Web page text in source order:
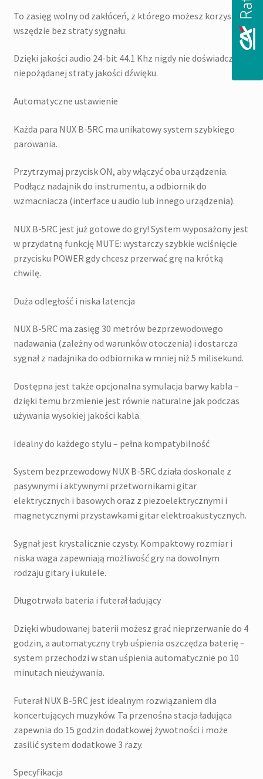
To zasięg wolny od zakłóceń, z którego możesz korzystać
wszędzie bez straty sygnału.
Dzięki jakości audio 24-bit 44.1 Khz nigdy nie doświadczysz
niepożądanej straty jakości dźwięku.
Automatyczne ustawienie
Każda para NUX B-5RC ma unikatowy system szybkiego
parowania.
Przytrzymaj przycisk ON, aby włączyć oba urządzenia.
Podłącz nadajnik do instrumentu, a odbiornik do
wzmacniacza (interface u audio lub innego urządzenia).
NUX B-5RC jest już gotowe do gry! System wyposażony jest
w przydatną funkcję MUTE: wystarczy szybkie wciśnięcie
przycisku POWER gdy chcesz przerwać grę na krótką
chwilę.
Duża odległość i niska latencja
NUX B-5RC ma zasięg 30 metrów bezprzewodowego
nadawania (zależny od warunków otoczenia) i dostarcza
sygnał z nadajnika do odbiornika w mniej niż 5 milisekund.
Dostępna jest także opcjonalna symulacja barwy kabla –
dzięki temu brzmienie jest równie naturalne jak podczas
używania wysokiej jakości kabla.
Idealny do każdego stylu – pełna kompatybilność
System bezprzewodowy NUX B-5RC działa doskonale z
pasywnymi i aktywnymi przetwornikami gitar
elektrycznych i basowych oraz z piezoelektrycznymi i
magnetycznymi przystawkami gitar elektroakustycznych.
Sygnał jest krystalicznie czysty. Kompaktowy rozmiar i
niska waga zapewniają możliwość gry na dowolnym
rodzaju gitary i ukulele.
Długotrwała bateria i futerał ładujący
Dzięki wbudowanej baterii możesz grać nieprzerwanie do 4
godzin, a automatyczny tryb uśpienia oszczędza baterię –
system przechodzi w stan uśpienia automatycznie po 10
minutach nieużywania.
Futerał NUX B-5RC jest idealnym rozwiązaniem dla
koncertujących muzyków. Ta przenośna stacja ładująca
zapewnia do 15 godzin dodatkowej żywotności i może
zasilić system dodatkowe 3 razy.
Specyfikacja